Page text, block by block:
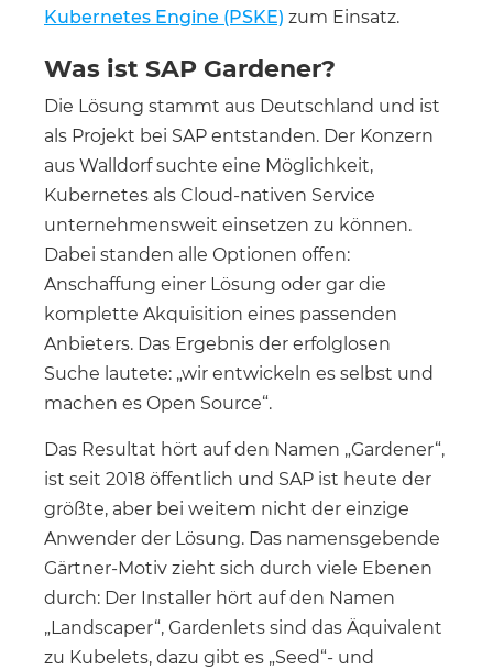
Kubernetes Engine (PSKE) zum Einsatz.
Was ist SAP Gardener?
Die Lösung stammt aus Deutschland und ist
als Projekt bei SAP entstanden. Der Konzern
aus Walldorf suchte eine Möglichkeit,
Kubernetes als Cloud-nativen Service
unternehmensweit einsetzen zu können.
Dabei standen alle Optionen offen:
Anschaffung einer Lösung oder gar die
komplette Akquisition eines passenden
Anbieters. Das Ergebnis der erfolglosen
Suche lautete: „wir entwickeln es selbst und
machen es Open Source“.
Das Resultat hört auf den Namen „Gardener“,
ist seit 2018 öffentlich und SAP ist heute der
größte, aber bei weitem nicht der einzige
Anwender der Lösung. Das namensgebende
Gärtner-Motiv zieht sich durch viele Ebenen
durch: Der Installer hört auf den Namen
„Landscaper“, Gardenlets sind das Äquivalent
zu Kubelets, dazu gibt es „Seed“- und